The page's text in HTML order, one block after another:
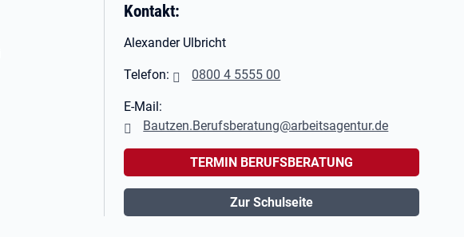
Kontakt:
Alexander Ulbricht
Telefon: 0800 4 5555 00
E-Mail:
Bautzen.Berufsberatung@arbeitsagentur.de
TERMIN BERUFSBERATUNG
Zur Schulseite